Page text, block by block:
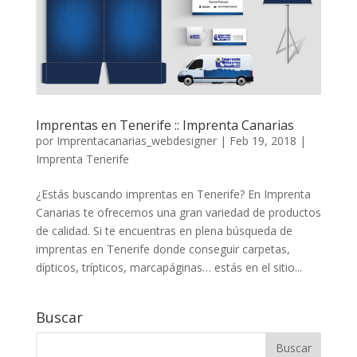
Imprentas en Tenerife :: Imprenta Canarias
por Imprentacanarias_webdesigner| Feb 19, 2018 |
Imprenta Tenerife
¿Estás buscando imprentas en Tenerife? En Imprenta
Canarias te ofrecemos una gran variedad de productos
de calidad. Si te encuentras en plena búsqueda de
imprentas en Tenerife donde conseguir carpetas,
dípticos, trípticos, marcapáginas… estás en el sitio...
Buscar